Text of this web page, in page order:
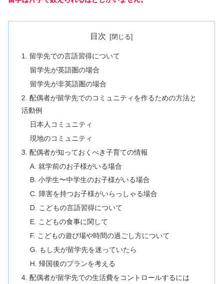
目次
1. 留学先での言語習得について
留学先が英語圏の場合
留学先が非英語圏の場合
2. 配偶者が留学先でのコミュニティを作るための方法と
活動例
日本人コミュニティ
現地のコミュニティ
3. 配偶者が知っておくべき子育ての情報
A. 就学前のお子様がいる場合
B. 小学生〜中学生のお子様がいる場合
C. 障害を持つお子様がいらっしゃる場合
D. こどもの言語習得について
E. こどもの食事に関して
F. こどもの遊び場や時間の過ごし方について
G. もし夫が留学先を迷っていたら
H. 帰国後のプランを考える
4. 配偶者が留学先での生活費をコントロールするには